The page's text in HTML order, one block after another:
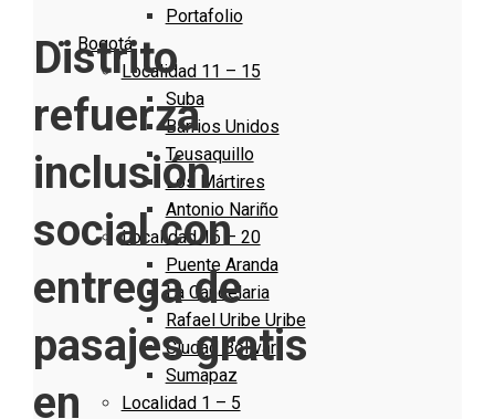
Portafolio
Bogotá
Localidad 11 – 15
Suba
Barrios Unidos
Teusaquillo
Los Mártires
Antonio Nariño
Localidad 16 – 20
Puente Aranda
La Candelaria
Rafael Uribe Uribe
Ciudad Bolivar
Sumapaz
Localidad 1 – 5
Distrito
refuerza
inclusión
social con
entrega de
pasajes gratis
en